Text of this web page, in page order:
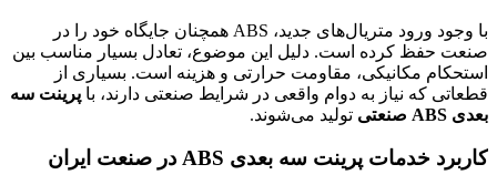
با وجود ورود متریال‌های جدید، ABS همچنان جایگاه خود را در
صنعت حفظ کرده است. دلیل این موضوع، تعادل بسیار مناسب بین
استحکام مکانیکی، مقاومت حرارتی و هزینه است. بسیاری از
قطعاتی که نیاز به دوام واقعی در شرایط صنعتی دارند، با پرینت سه
بعدی ABS صنعتی
تولید می‌شوند.
کاربرد خدمات پرینت سه بعدی ABS در صنعت ایران